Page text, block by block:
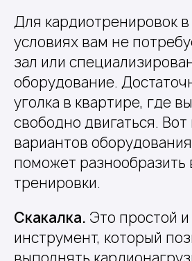
Для кардиотренировок
условиях вам не
зал или
оборудование.
уголка в квартире, где
свободно двигаться. Вот
вариантов
поможет разнообразить
тренировки.
Скакалка. Это простой
инструмент, который